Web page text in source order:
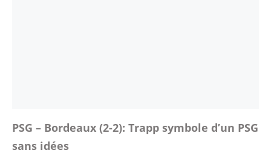
PSG – Bordeaux (2-2): Trapp symbole d’un PSG
sans idées